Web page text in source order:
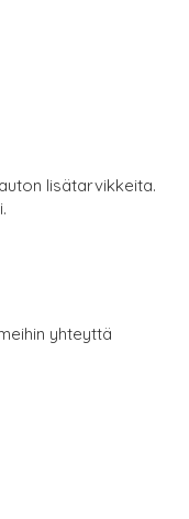
lisätarvikkeita.
yhteyttä